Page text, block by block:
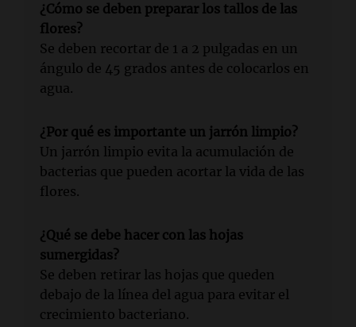
¿Cómo se deben preparar los tallos de las
flores?
Se deben recortar de 1 a 2 pulgadas en un
ángulo de 45 grados antes de colocarlos en
agua.
¿Por qué es importante un jarrón limpio?
Un jarrón limpio evita la acumulación de
bacterias que pueden acortar la vida de las
flores.
¿Qué se debe hacer con las hojas
sumergidas?
Se deben retirar las hojas que queden
debajo de la línea del agua para evitar el
crecimiento bacteriano.